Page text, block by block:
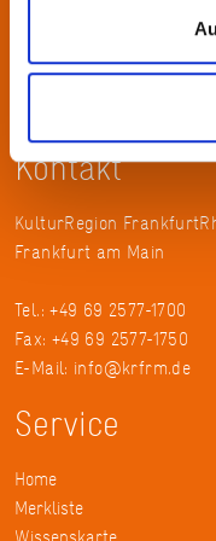
vielfältige lokale und
Mitgliedern präsentiert
Kontakt
KulturRegion
Frankfurt am Main
Tel.: +49 69 2577-1700
Fax: +49 69 2577-1750
E-Mail: info@krfrm.de
Service
Home
Merkliste